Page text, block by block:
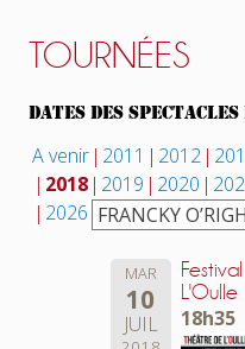
TOURNÉES
DATES DES
A venir 2011 2012
2018 2019 2020
2026
MAR
10
JUIL
L'Oulle
18h35